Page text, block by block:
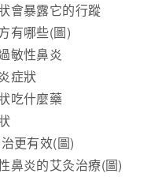
會暴露它的行蹤
有哪些(圖)
敏性鼻炎
症狀
吃什麼藥
更有效(圖)
鼻炎的艾灸治療(圖)